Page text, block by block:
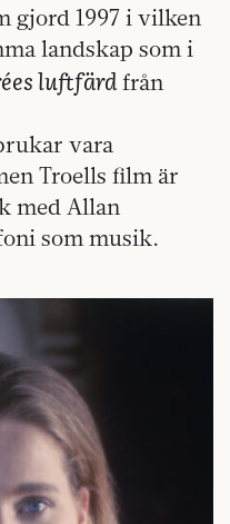
gjord 1997 i vilken
landskap som i
luftfärdfrån
vara
Troells film är
med Allan
som musik.